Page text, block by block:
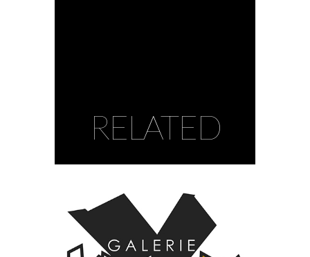
RELATED